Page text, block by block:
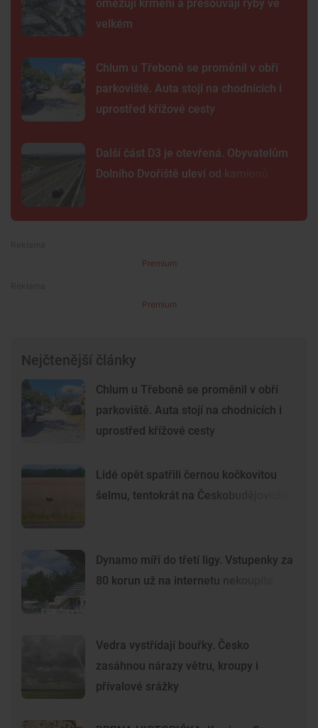
omezují krmení a přesouvají ryby ve
velkém
Chlum u Třeboně se proměnil v obří
parkoviště. Auta stojí na chodnících i
uprostřed křížové cesty
Další část D3 je otevřená. Obyvatelům
Dolního Dvořiště uleví od kamionů
Premium
Premium
Nejčtenější články
Chlum u Třeboně se proměnil v obří
parkoviště. Auta stojí na chodnících i
uprostřed křížové cesty
Lidé opět spatřili černou kočkovitou
šelmu, tentokrát na Českobudějovicku
Dynamo míří do třetí ligy. Vstupenky za
80 korun už na internetu nekoupíte
Vedra vystřídají bouřky. Česko
zasáhnou nárazy větru, kroupy i
přívalové srážky